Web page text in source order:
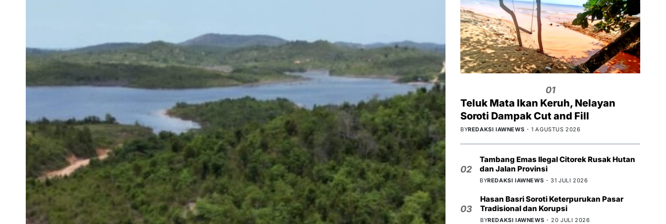
01
Teluk Mata Ikan Keruh, Nelayan
Soroti Dampak Cut and Fill
BYREDAKSI IAWNEWS 1 AGUSTUS 2026
02
Tambang Emas Ilegal Citorek Rusak Hutan
dan Jalan Provinsi
BYREDAKSI IAWNEWS 31 JULI 2026
03
Hasan Basri Soroti Keterpurukan Pasar
Tradisional dan Korupsi
BYREDAKSI IAWNEWS 20 JULI 2026